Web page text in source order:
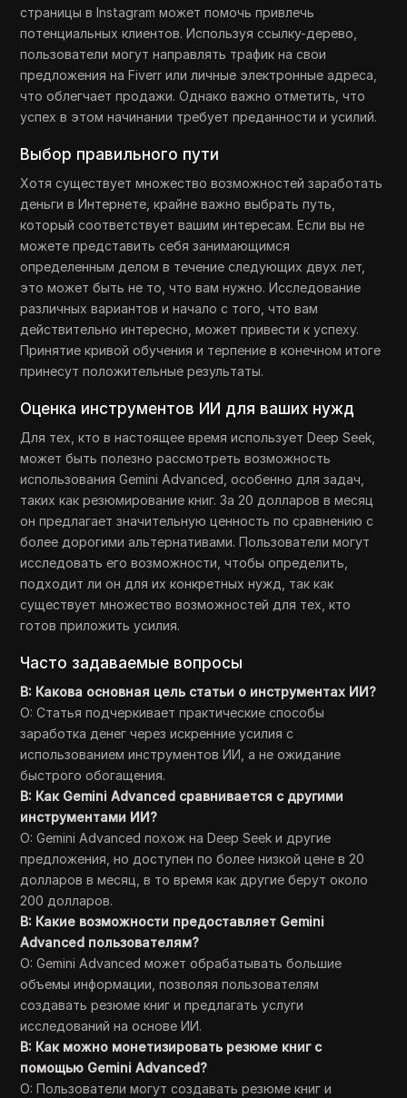
страницы в Instagram может помочь привлечь
потенциальных клиентов. Используя ссылку-дерево,
пользователи могут направлять трафик на свои
предложения на Fiverr или личные электронные адреса,
что облегчает продажи. Однако важно отметить, что
успех в этом начинании требует преданности и усилий.
Выбор правильного пути
Хотя существует множество возможностей заработать
деньги в Интернете, крайне важно выбрать путь,
который соответствует вашим интересам. Если вы не
можете представить себя занимающимся
определенным делом в течение следующих двух лет,
это может быть не то, что вам нужно. Исследование
различных вариантов и начало с того, что вам
действительно интересно, может привести к успеху.
Принятие кривой обучения и терпение в конечном итоге
принесут положительные результаты.
Оценка инструментов ИИ для ваших нужд
Для тех, кто в настоящее время использует Deep Seek,
может быть полезно рассмотреть возможность
использования Gemini Advanced, особенно для задач,
таких как резюмирование книг. За 20 долларов в месяц
он предлагает значительную ценность по сравнению с
более дорогими альтернативами. Пользователи могут
исследовать его возможности, чтобы определить,
подходит ли он для их конкретных нужд, так как
существует множество возможностей для тех, кто
готов приложить усилия.
Часто задаваемые вопросы
В: Какова основная цель статьи о инструментах ИИ?
О: Статья подчеркивает практические способы
заработка денег через искренние усилия с
использованием инструментов ИИ, а не ожидание
быстрого обогащения.
В: Как Gemini Advanced сравнивается с другими
инструментами ИИ?
О: Gemini Advanced похож на Deep Seek и другие
предложения, но доступен по более низкой цене в 20
долларов в месяц, в то время как другие берут около
200 долларов.
В: Какие возможности предоставляет Gemini
Advanced пользователям?
О: Gemini Advanced может обрабатывать большие
объемы информации, позволяя пользователям
создавать резюме книг и предлагать услуги
исследований на основе ИИ.
В: Как можно монетизировать резюме книг с
помощью Gemini Advanced?
О: Пользователи могут создавать резюме книг и